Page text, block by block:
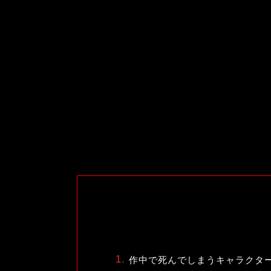
作中で死んでしまうキャラクタ